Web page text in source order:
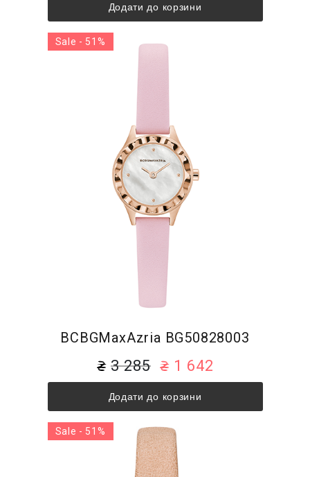
Додати до корзини
BCBGMaxAzria BG50828003
3 285 1 642
Додати до корзини
Sale - 51%
Sale - 51%